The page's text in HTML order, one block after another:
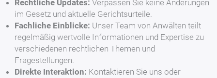
Rechtliche Updates: Verpassen Sie keine Änderungen
im Gesetz und aktuelle Gerichtsurteile.
Fachliche Einblicke: Unser Team von Anwälten teilt
regelmäßig wertvolle Informationen und Expertise zu
verschiedenen rechtlichen Themen und
Fragestellungen.
Direkte Interaktion: Kontaktieren Sie uns oder